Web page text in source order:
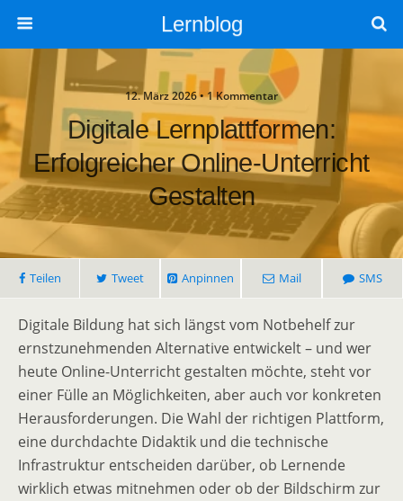
Lernblog
12. März 2026 • 1 Kommentar
Digitale Lernplattformen:
Erfolgreicher Online-Unterricht
Gestalten
Teilen Tweet Anpinnen Mail SMS
Digitale Bildung hat sich längst vom Notbehelf zur
ernstzunehmenden Alternative entwickelt – und wer
heute Online-Unterricht gestalten möchte, steht vor
einer Fülle an Möglichkeiten, aber auch vor konkreten
Herausforderungen. Die Wahl der richtigen Plattform,
eine durchdachte Didaktik und die technische
Infrastruktur entscheiden darüber, ob Lernende
wirklich etwas mitnehmen oder ob der Bildschirm zur